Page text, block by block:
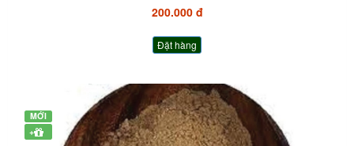
200.000 đ
Đặt hàng
MỚI
+